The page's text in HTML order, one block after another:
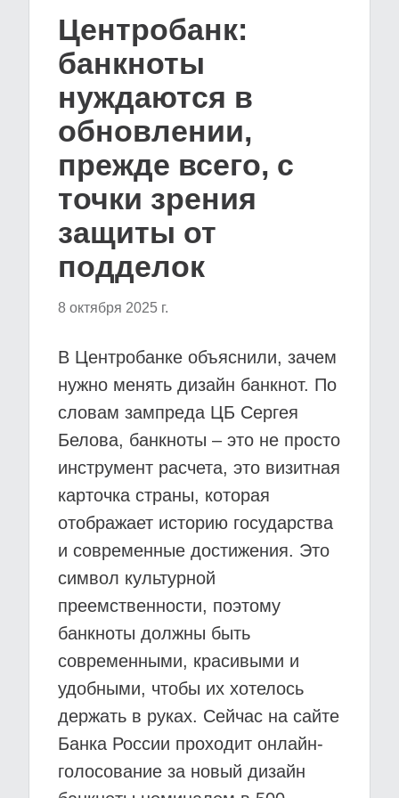
Центробанк:
банкноты
нуждаются в
обновлении,
прежде всего, с
точки зрения
защиты от
подделок
8 октября 2025 г.
В Центробанке объяснили, зачем
нужно менять дизайн банкнот. По
словам зампреда ЦБ Сергея
Белова, банкноты – это не просто
инструмент расчета, это визитная
карточка страны, которая
отображает историю государства
и современные достижения. Это
символ культурной
преемственности, поэтому
банкноты должны быть
современными, красивыми и
удобными, чтобы их хотелось
держать в руках. Сейчас на сайте
Банка России проходит онлайн-
голосование за новый дизайн